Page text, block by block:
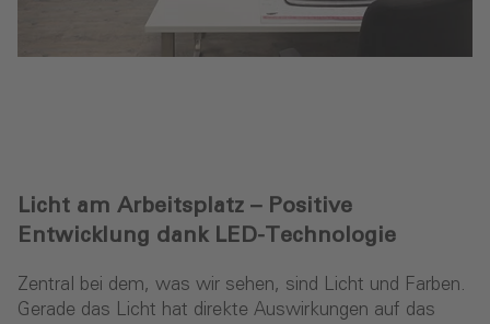
Licht am Arbeitsplatz – Positive
Entwicklung dank LED-Technologie
Zentral bei dem, was wir sehen, sind Licht und Farben.
Gerade das Licht hat direkte Auswirkungen auf das